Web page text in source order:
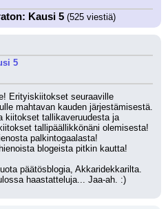
Kausi 5 (525 viestiä)
5
Erityiskiitokset seuraaville
mahtavan kauden järjestämisestä.
kiitokset tallikaveruudesta ja
tallipäällikkönäni olemisesta!
palkintogaalasta!
blogeista pitkin kautta!
päätösblogia, Akkaridekkarilta.
haastatteluja... Jaa-ah. :)